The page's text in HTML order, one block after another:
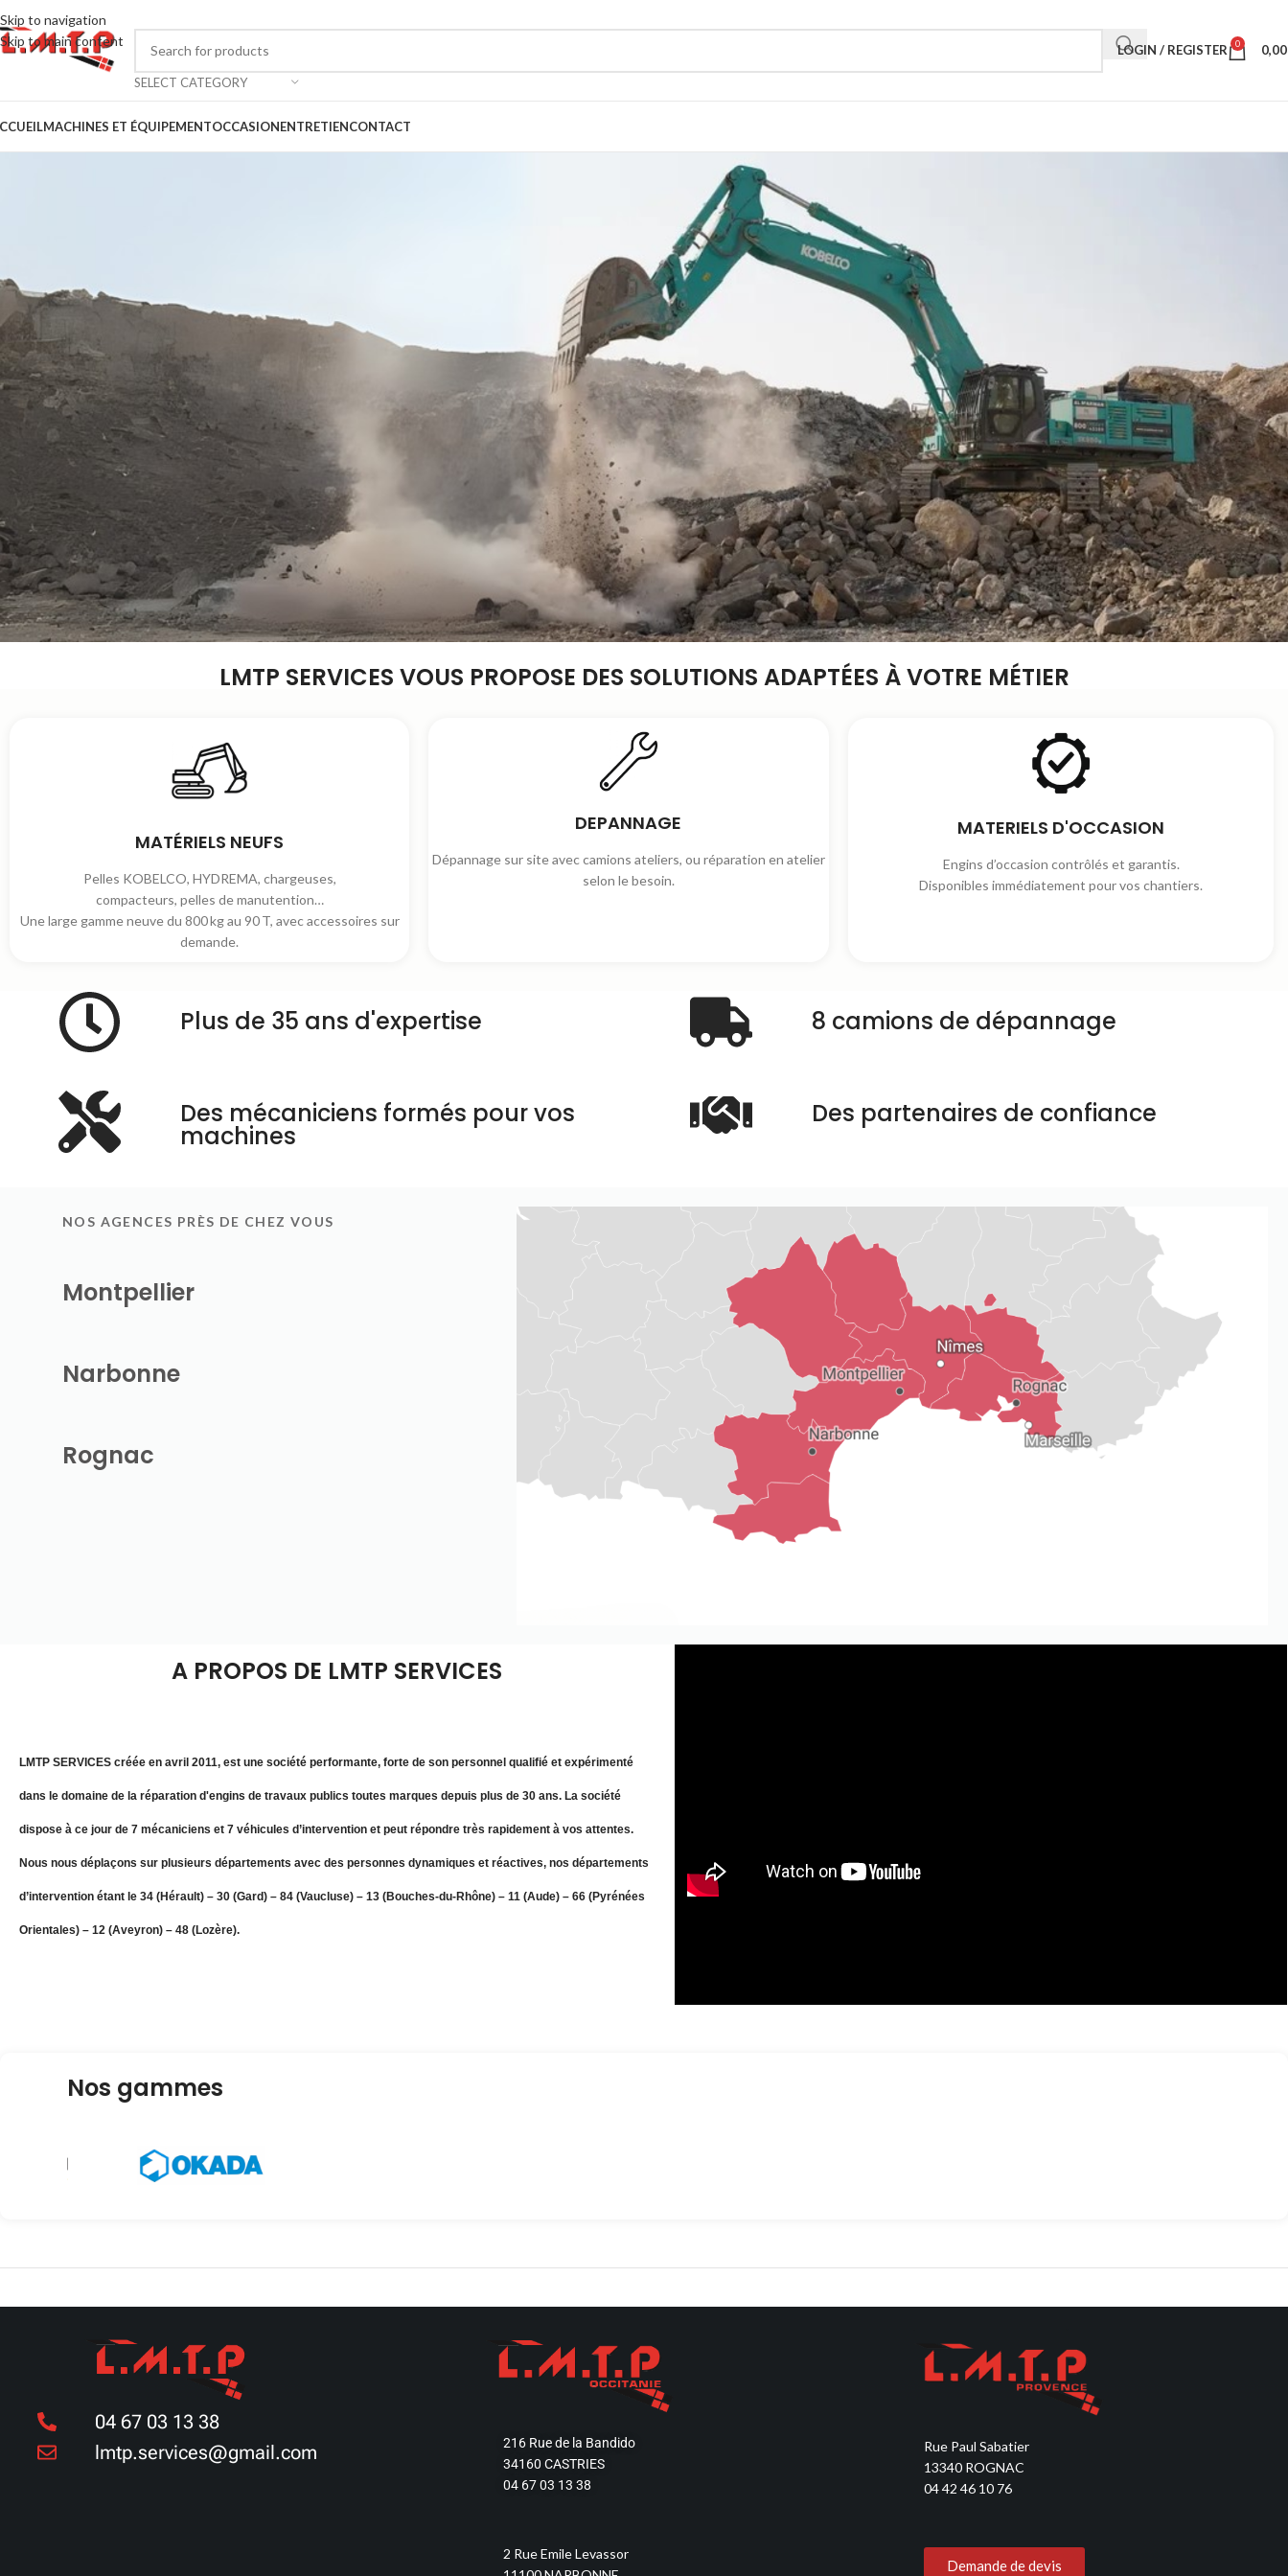
Skip to navigation
Skip to main content
SELECT CATEGORY
LOGIN / REGISTER 0
MACHINES ET ÉQUIPEMENTOCCASIONENTRETIENCONTACT
LMTP SERVICES VOUS PROPOSE DES SOLUTIONS ADAPTÉES À VOTRE MÉTIER
MATÉRIELS NEUFS
Pelles KOBELCO, HYDREMA, chargeuses,
compacteurs, pelles de manutention…
Une large gamme neuve du 800 kg au 90 T, avec accessoires sur
demande.
DEPANNAGE
Dépannage sur site avec camions ateliers, ou réparation en atelier
selon le besoin.
MATERIELS D'OCCASION
Engins d’occasion contrôlés et garantis.
Disponibles immédiatement pour vos chantiers.
Plus de 35 ans d'expertise 8 camions de dépannage
Des mécaniciens formés pour vos
machines
Des partenaires de confiance
NOS AGENCES PRÈS DE CHEZ VOUS
Montpellier
Narbonne
Rognac
A PROPOS DE LMTP SERVICES
LMTP SERVICES créée en avril 2011, est une société performante, forte de son personnel qualifié et expérimenté
dans le domaine de la réparation d'engins de travaux publics toutes marques depuis plus de 30 ans. La société
dispose à ce jour de 7 mécaniciens et 7 véhicules d’intervention et peut répondre très rapidement à vos attentes.
Nous nous déplaçons sur plusieurs départements avec des personnes dynamiques et réactives, nos départements
d’intervention étant le 34 (Hérault) – 30 (Gard) – 84 (Vaucluse) – 13 (Bouches-du-Rhône) – 11 (Aude) – 66 (Pyrénées
Orientales) – 12 (Aveyron) – 48 (Lozère).
Nos gammes
04 67 03 13 38
lmtp.services@gmail.com
216 Rue de la Bandido
34160 CASTRIES
04 67 03 13 38
2 Rue Emile Levassor
Rue Paul Sabatier
13340 ROGNAC
04 42 46 10 76
Demande de devis